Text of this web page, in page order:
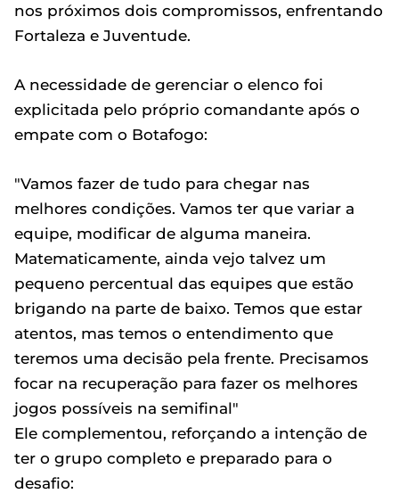
nos próximos dois compromissos, enfrentando
Fortaleza e Juventude.
A necessidade de gerenciar o elenco foi
explicitada pelo próprio comandante após o
empate com o Botafogo:
"Vamos fazer de tudo para chegar nas
melhores condições. Vamos ter que variar a
equipe, modificar de alguma maneira.
Matematicamente, ainda vejo talvez um
pequeno percentual das equipes que estão
brigando na parte de baixo. Temos que estar
atentos, mas temos o entendimento que
teremos uma decisão pela frente. Precisamos
focar na recuperação para fazer os melhores
jogos possíveis na semifinal"
Ele complementou, reforçando a intenção de
ter o grupo completo e preparado para o
desafio: